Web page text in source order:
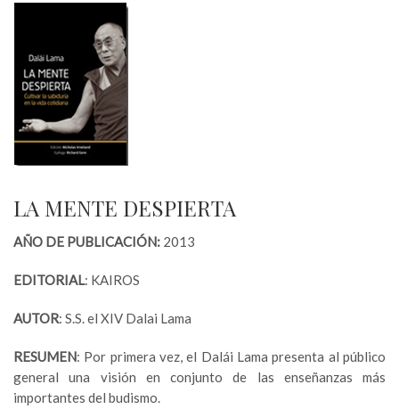
LA MENTE DESPIERTA
AÑO DE PUBLICACIÓN: 2013
EDITORIAL: KAIROS
AUTOR: S.S. el XIV Dalai Lama
RESUMEN: Por primera vez, el Dalái Lama presenta al público
general una visión en conjunto de las enseñanzas más
importantes del budismo.